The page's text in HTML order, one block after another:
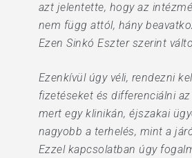
azt jelentette, hogy az
nem függ attól, hány
Ezen Sinkó Eszter szerint
Ezenkívül úgy véli, rendezni
fizetéseket és differenciálni
mert egy klinikán, éjszakai
nagyobb a terhelés, mint a
Ezzel kapcsolatban úgy